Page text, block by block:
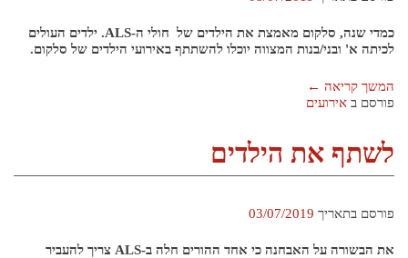
כמדי שנה, סלקום מאמצת את הילדים של חולי ה-ALS. ילדים העולים
לכיתה א' ובני/בנות המצווה יוכלו להשתתף באירועי הילדים של סלקום.
המשך קריאה ←
פורסם ב אירועים
לשתף את הילדים
פורסם בתאריך 03/07/2019
את הבשורה על האבחנה כי אחד ההורים חלה ב-ALS צריך להעביר